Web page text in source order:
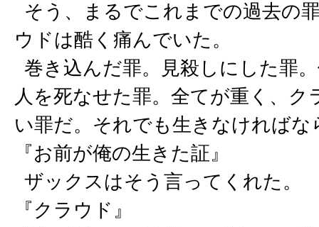
そう、まるでこれまでの過去の
ウドは酷く痛んでいた。
巻き込んだ罪。見殺しにした罪
人を死なせた罪。全てが重く、
い罪だ。それでも生きなければ
『お前が俺の生きた証』
ザックスはそう言ってくれた。
『クラウド』